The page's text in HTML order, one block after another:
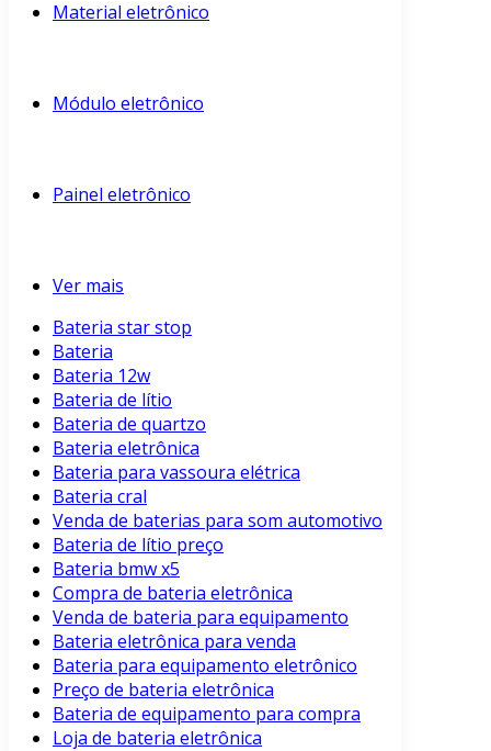
Material eletrônico
Módulo eletrônico
Painel eletrônico
Ver mais
Bateria star stop
Bateria
Bateria 12w
Bateria de lítio
Bateria de quartzo
Bateria eletrônica
Bateria para vassoura elétrica
Bateria cral
Venda de baterias para som automotivo
Bateria de lítio preço
Bateria bmw x5
Compra de bateria eletrônica
Venda de bateria para equipamento
Bateria eletrônica para venda
Bateria para equipamento eletrônico
Preço de bateria eletrônica
Bateria de equipamento para compra
Loja de bateria eletrônica